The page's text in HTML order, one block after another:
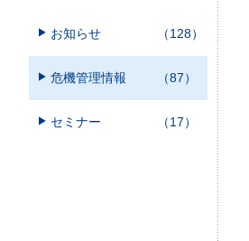
お知らせ （128）
危機管理情報 （87）
セミナー （17）